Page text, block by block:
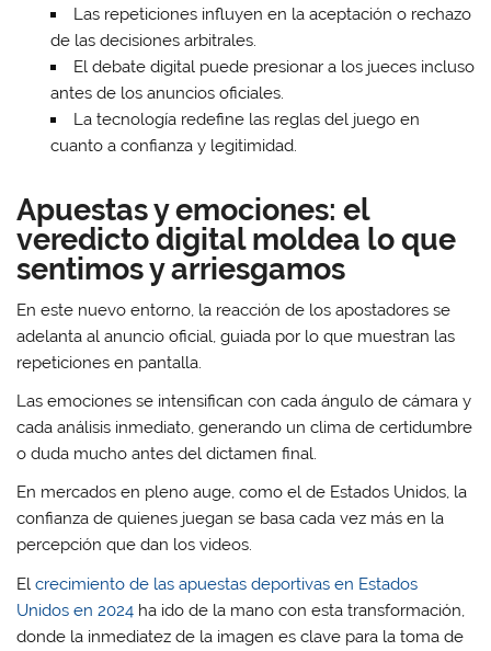
Las repeticiones influyen en la aceptación o rechazo
de las decisiones arbitrales.
El debate digital puede presionar a los jueces incluso
antes de los anuncios oficiales.
La tecnología redefine las reglas del juego en
cuanto a confianza y legitimidad.
Apuestas y emociones: el
veredicto digital moldea lo que
sentimos y arriesgamos
En este nuevo entorno, la reacción de los apostadores se
adelanta al anuncio oficial, guiada por lo que muestran las
repeticiones en pantalla.
Las emociones se intensifican con cada ángulo de cámara y
cada análisis inmediato, generando un clima de certidumbre
o duda mucho antes del dictamen final.
En mercados en pleno auge, como el de Estados Unidos, la
confianza de quienes juegan se basa cada vez más en la
percepción que dan los videos.
Elcrecimiento de las apuestas deportivas en Estados
Unidos en 2024 ha ido de la mano con esta transformación,
donde la inmediatez de la imagen es clave para la toma de